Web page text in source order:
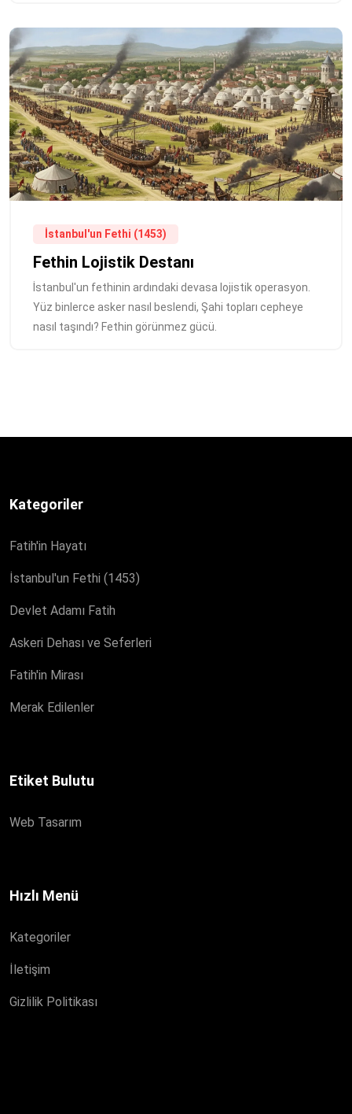
İstanbul'un Fethi (1453)
Fethin Lojistik Destanı
İstanbul'un fethinin ardındaki devasa lojistik operasyon.
Yüz binlerce asker nasıl beslendi, Şahi topları cepheye
nasıl taşındı? Fethin görünmez gücü.
Kategoriler
Fatih'in Hayatı
İstanbul'un Fethi (1453)
Devlet Adamı Fatih
Askeri Dehası ve Seferleri
Fatih'in Mirası
Merak Edilenler
Etiket Bulutu
Web Tasarım
Hızlı Menü
Kategoriler
İletişim
Gizlilik Politikası